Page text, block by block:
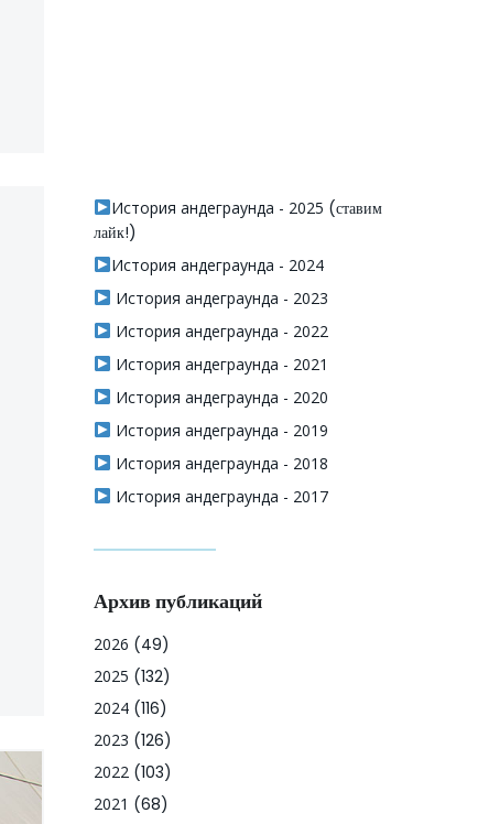
История андеграунда - 2025 (ставим
лайк!)
История андеграунда - 2024
История андеграунда - 2023
История андеграунда - 2022
История андеграунда - 2021
История андеграунда - 2020
История андеграунда - 2019
История андеграунда - 2018
История андеграунда - 2017
Архив публикаций
2026 (49)
2025 (132)
2024 (116)
2023 (126)
2022 (103)
2021 (68)